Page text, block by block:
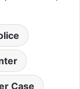
Case